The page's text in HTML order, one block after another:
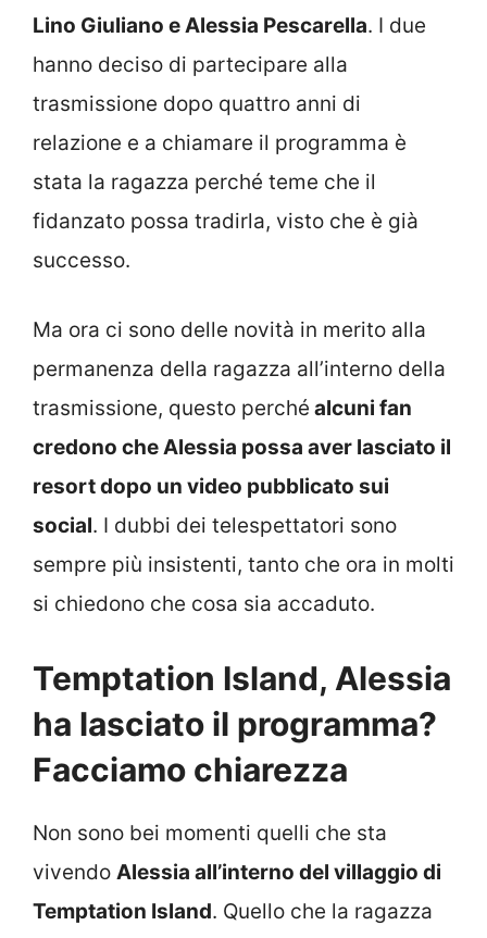
Lino Giuliano e Alessia Pescarella. I due
hanno deciso di partecipare alla
trasmissione dopo quattro anni di
relazione e a chiamare il programma è
stata la ragazza perché teme che il
fidanzato possa tradirla, visto che è già
successo.
Ma ora ci sono delle novità in merito alla
permanenza della ragazza all’interno della
trasmissione, questo perché alcuni fan
credono che Alessia possa aver lasciato il
resort dopo un video pubblicato sui
social. I dubbi dei telespettatori sono
sempre più insistenti, tanto che ora in molti
si chiedono che cosa sia accaduto.
Temptation Island, Alessia
ha lasciato il programma?
Facciamo chiarezza
Non sono bei momenti quelli che sta
vivendo Alessia all’interno del villaggio di
Temptation Island. Quello che la ragazza